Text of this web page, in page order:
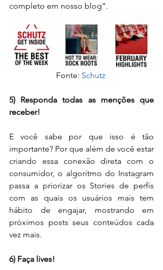
completo em nosso blog”.
Fonte: Schutz
5) Responda todas as menções que
receber!
E você sabe por que isso é tão
importante? Por que além de você estar
criando essa conexão direta com o
consumidor, o algorítmo do Instagram
passa a priorizar os Stories de perfis
com as quais os usuários mais tem
hábito de engajar, mostrando em
próximos posts seus conteúdos cada
vez mais.
6) Faça lives!